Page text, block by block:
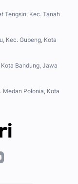
Tengsin, Kec. Tanah
Kec. Gubeng, Kota
Bandung, Jawa
Medan Polonia, Kota